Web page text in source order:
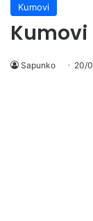
Kumovi
Kumovi
Sapunko 20/